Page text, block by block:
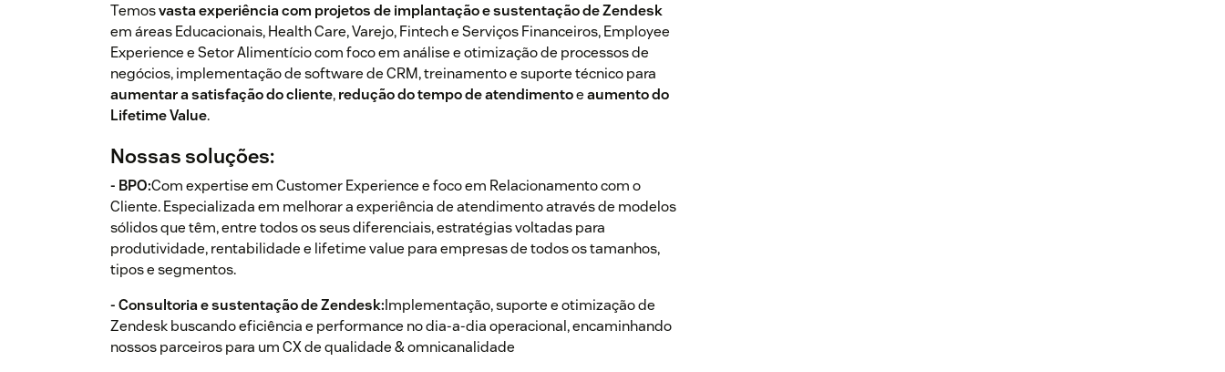
Temosvasta experiência com projetos de implantação e sustentação de Zendesk
em áreas Educacionais, Health Care, Varejo, Fintech e Serviços Financeiros, Employee
Experience e Setor Alimentício com foco em análise e otimização de processos de
negócios, implementação de software de CRM, treinamento e suporte técnico para
aumentar a satisfação do cliente,redução do tempo de atendimentoeaumento do
Lifetime Value.
Nossas soluções:
- BPO:Com expertise em Customer Experience e foco em Relacionamento com o
Cliente. Especializada em melhorar a experiência de atendimento através de modelos
sólidos que têm, entre todos os seus diferenciais, estratégias voltadas para
produtividade, rentabilidade e lifetime value para empresas de todos os tamanhos,
tipos e segmentos.
- Consultoria e sustentação de Zendesk:Implementação, suporte e otimização de
Zendesk buscando eficiência e performance no dia-a-dia operacional, encaminhando
nossos parceiros para um CX de qualidade & omnicanalidade